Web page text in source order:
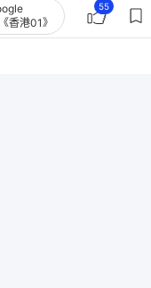
香港01》
55